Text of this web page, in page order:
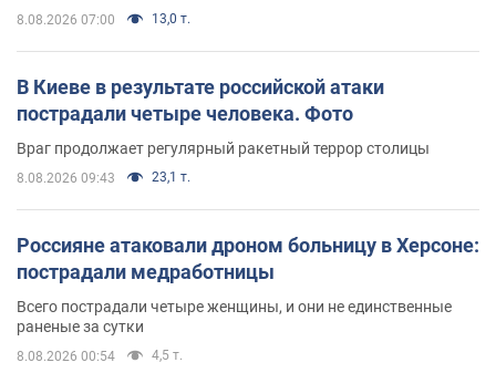
8.08.2026 07:00 13,0 т.
В Киеве в результате российской атаки
пострадали четыре человека. Фото
Враг продолжает регулярный ракетный террор столицы
8.08.2026 09:43 23,1 т.
Россияне атаковали дроном больницу в Херсоне:
пострадали медработницы
Всего пострадали четыре женщины, и они не единственные
раненые за сутки
8.08.2026 00:54 4,5 т.